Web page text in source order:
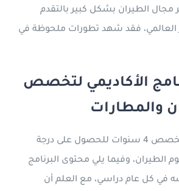
مجال الطيران بشكل كبير بالتقدم
العالمي، فقد شهد تطورات ملحوظة في
الأكاديمي لتخصص
والمطارات
تبلغ مدة دراسة التخصص 4 سنوات للحصول على درجة
الطيران، وفيما يلي محتوى البرنامج
في كل عام دراسي، مع العلم أن